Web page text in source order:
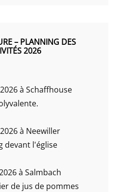
– PLANNING DES
2026
à Schaffhouse
à Neewiller
devant l'église
à Salmbach
de jus de pommes